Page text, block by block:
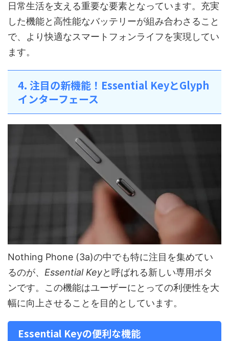
日常生活を支える重要な要素となっています。充実
した機能と高性能なバッテリーが組み合わさること
で、より快適なスマートフォンライフを実現してい
ます。
4. 注目の新機能！Essential KeyとGlyph
インターフェース
Nothing Phone (3a)の中でも特に注目を集めてい
るのが、 Essential Keyと呼ばれる新しい専用ボタ
ンです。この機能はユーザーにとっての利便性を大
幅に向上させることを目的としています。
Essential Keyの便利な機能